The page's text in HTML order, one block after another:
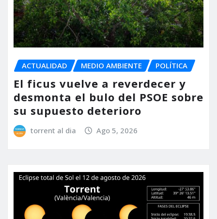
ACTUALIDAD MEDIO AMBIENTE POLÍTICA
El ficus vuelve a reverdecer y
desmonta el bulo del PSOE sobre
su supuesto deterioro
torrent al dia Ago 5, 2026